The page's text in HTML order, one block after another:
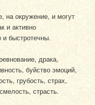
на окружение, и могут
и активно
быстротечны.
драка,
буйство эмоций,
грубость, страх,
страсть.